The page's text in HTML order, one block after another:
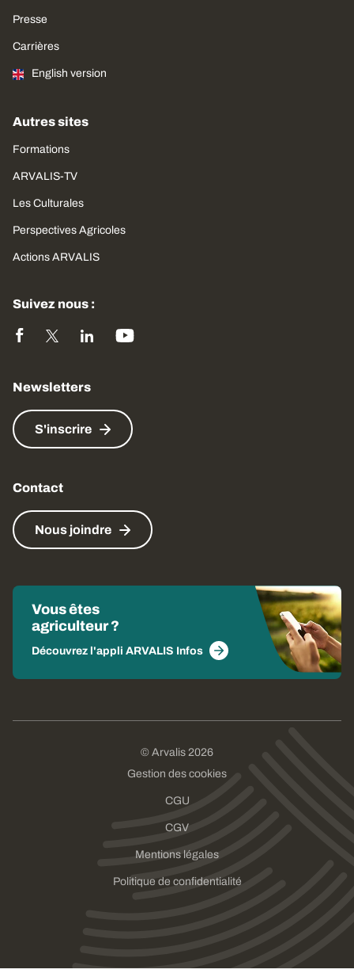
Presse
Carrières
English version
Autres sites
Formations
ARVALIS-TV
Les Culturales
Perspectives Agricoles
Actions ARVALIS
Suivez nous :
Newsletters
S'inscrire
Contact
Nous joindre
Vous êtes
agriculteur ?
Découvrez l'appli ARVALIS Infos
© Arvalis 2026
Gestion des cookies
CGU
CGV
Mentions légales
Politique de confidentialité